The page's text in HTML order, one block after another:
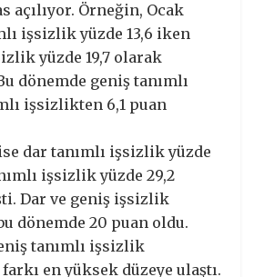
açılıyor. Örneğin, Ocak
işsizlik yüzde 13,6 iken
yüzde 19,7 olarak
dönemde geniş tanımlı
işsizlikten 6,1 puan
dar tanımlı işsizlik yüzde
işsizlik yüzde 29,2
Dar ve geniş işsizlik
dönemde 20 puan oldu.
tanımlı işsizlik
en yüksek düzeye ulaştı.